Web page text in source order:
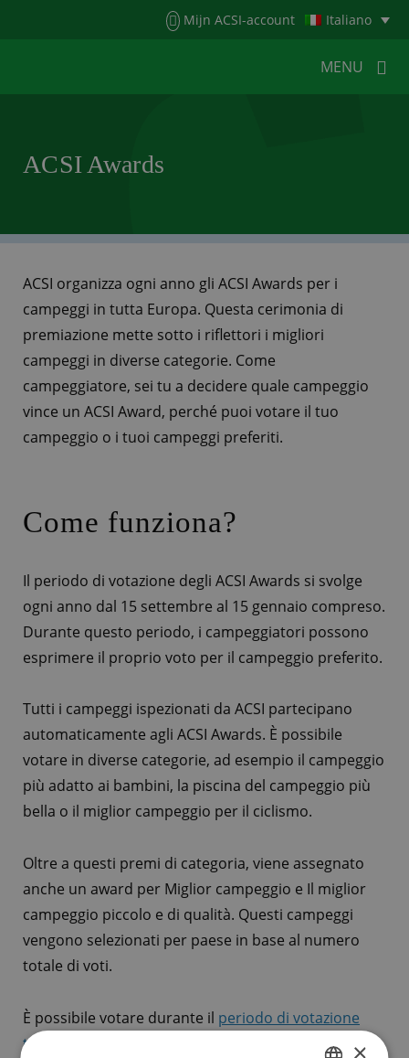
Mijn ACSI-account Italiano
MENU
PER I CAMPEGGINOTIZIA
ACSI WEBSHOPSERVIZIO CLIENTI
ACSI Awards
ACSI organizza ogni anno gli ACSI Awards per i
campeggi in tutta Europa. Questa cerimonia di
premiazione mette sotto i riflettori i migliori
campeggi in diverse categorie. Come
campeggiatore, sei tu a decidere quale campeggio
vince un ACSI Award, perché puoi votare il tuo
campeggio o i tuoi campeggi preferiti.
Come funziona?
Il periodo di votazione degli ACSI Awards si svolge
ogni anno dal 15 settembre al 15 gennaio compreso.
Durante questo periodo, i campeggiatori possono
esprimere il proprio voto per il campeggio preferito.
Tutti i campeggi ispezionati da ACSI partecipano
automaticamente agli ACSI Awards. È possibile
votare in diverse categorie, ad esempio il campeggio
più adatto ai bambini, la piscina del campeggio più
bella o il miglior campeggio per il ciclismo.
Oltre a questi premi di categoria, viene assegnato
anche un award per Miglior campeggio e Il miglior
campeggio piccolo e di qualità. Questi campeggi
vengono selezionati per paese in base al numero
totale di voti.
È possibile votare durante il periodo di votazione
tramite questa pagina